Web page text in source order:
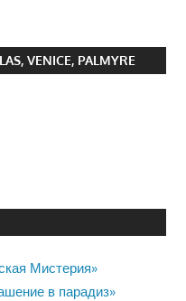
VENICE, PALMYRE
Мистерия»
в парадиз»